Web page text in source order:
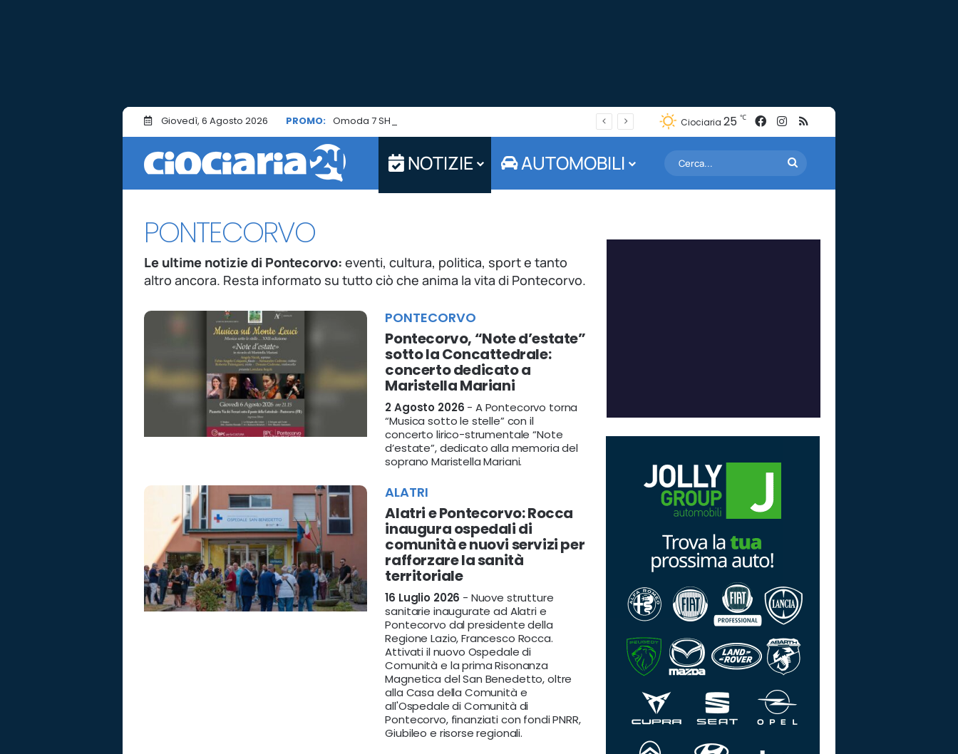
Giovedì, 6 Agosto 2026 PROMO: Ciociaria 25 ℃ FacebookInstagram
RSS
NOTIZIE AUTOMOBILI
PONTECORVO
Le ultime notizie di Pontecorvo: eventi, cultura, politica, sport e tanto
altro ancora. Resta informato su tutto ciò che anima la vita di Pontecorvo.
PONTECORVO
Pontecorvo, “Note d’estate”
sotto la Concattedrale:
concerto dedicato a
Maristella Mariani
2 Agosto 2026 - A Pontecorvo torna
“Musica sotto le stelle” con il
concerto lirico-strumentale “Note
d’estate”, dedicato alla memoria del
soprano Maristella Mariani.
ALATRI
Alatri e Pontecorvo: Rocca
inaugura ospedali di
comunità e nuovi servizi per
rafforzare la sanità
territoriale
16 Luglio 2026 - Nuove strutture
sanitarie inaugurate ad Alatri e
Pontecorvo dal presidente della
Regione Lazio, Francesco Rocca.
Attivati il nuovo Ospedale di
Comunità e la prima Risonanza
Magnetica del San Benedetto, oltre
alla Casa della Comunità e
all'Ospedale di Comunità di
Pontecorvo, finanziati con fondi PNRR,
Giubileo e risorse regionali.